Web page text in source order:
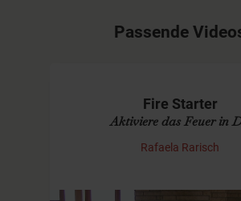
Passende
Fire Starter
Aktiviere das Feuer in
Rafaela Rarisch